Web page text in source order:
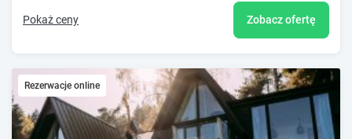
Pokaż ceny Zobacz ofertę
Rezerwacje online